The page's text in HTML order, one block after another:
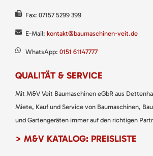
Fax: 07157 5299 399
E-Mail: kontakt@baumaschinen-veit.de
WhatsApp: 0151 61147777
QUALITÄT & SERVICE
Mit M&V Veit Baumaschinen eGbR aus
Miete, Kauf und Service von Baumaschinen,
und Gartengeräten immer auf den richtigen
> M&V KATALOG: PREISLISTE